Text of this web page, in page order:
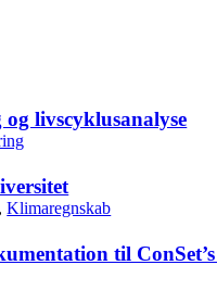
livscyklusanalyse
,Klimaregnskab
til